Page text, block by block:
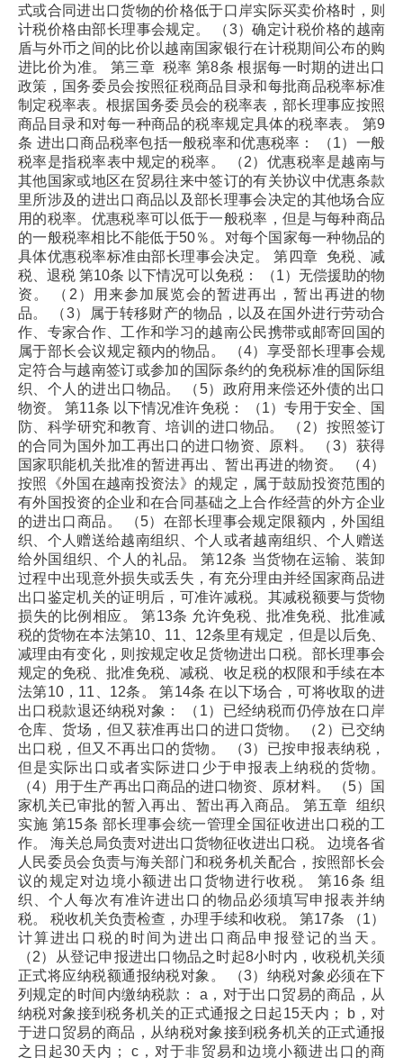
式或合同进出口货物的价格低于口岸实际买卖价格时，则
计税价格由部长理事会规定。
（3）确定计税价格的越南
盾与外币之间的比价以越南国家银行在计税期间公布的购
进比价为准。 第三章 税率 第8条 根据每一时期的进出口
政策，国务委员会按照征税商品目录和每批商品税率标准
制定税率表。根据国务委员会的税率表，部长理事应按照
商品目录和对每一种商品的税率规定具体的税率表。 第9
条 进出口商品税率包括一般税率和优惠税率：
（1）一般
税率是指税率表中规定的税率。
（2）优惠税率是越南与
其他国家或地区在贸易往来中签订的有关协议中优惠条款
里所涉及的进出口商品以及部长理事会决定的其他场合应
用的税率。优惠税率可以低于一般税率，但是与每种商品
的一般税率相比不能低于50％。对每个国家每一种物品的
具体优惠税率标准由部长理事会决定。第四章 免税、减
税、退税第10条 以下情况可以免税：
（1）无偿援助的物
资。
（2）用来参加展览会的暂进再出，暂出再进的物
品。
（3）属于转移财产的物品，以及在国外进行劳动合
作、专家合作、工作和学习的越南公民携带或邮寄回国的
属于部长会议规定额内的物品。
（4）享受部长理事会规
定符合与越南签订或参加的国际条约的免税标准的国际组
织、个人的进出口物品。
（5）政府用来偿还外债的出口
物资。第11条 以下情况准许免税：
（1）专用于安全、国
防、科学研究和教育、培训的进口物品。
（2）按照签订
的合同为国外加工再出口的进口物资、原料。
（3）获得
国家职能机关批准的暂进再出、暂出再进的物资。
（4）
按照《外国在越南投资法》的规定，属于鼓励投资范围的
有外国投资的企业和在合同基础之上合作经营的外方企业
的进出口商品。
（5）在部长理事会规定限额内，外国组
织、个人赠送给越南组织、个人或者越南组织、个人赠送
给外国组织、个人的礼品。第12条 当货物在运输、装卸
过程中出现意外损失或丢失，有充分理由并经国家商品进
出口鉴定机关的证明后，可准许减税。其减税额要与货物
损失的比例相应。第13条 允许免税、批准免税、批准减
税的货物在本法第10、11、12条里有规定，但是以后免、
减理由有变化，则按规定收足货物进出口税。部长理事会
规定的免税、批准免税、减税、收足税的权限和手续在本
法第10，11、12条。第14条 在以下场合，可将收取的进
出口税款退还纳税对象：
（1）已经纳税而仍停放在口岸
仓库、货场，但又获准再出口的进口货物。
（2）已交纳
出口税，但又不再出口的货物。
（3）已按申报表纳税，
但是实际出口或者实际进口少于申报表上纳税的货物。
（4）用于生产再出口商品的进口物资、原材料。
（5）国
家机关已审批的暂入再出、暂出再入商品。
第五章 组织
实施 第15条 部长理事会统一管理全国征收进出口税的工
作。
海关总局负责对进出口货物征收进出口税。
边境各省
人民委员会负责与海关部门和税务机关配合，按照部长会
议的规定对边境小额进出口货物进行收税。 第16条 组
织、个人每次有准许进出口的物品必须填写申报表并纳
税。
税收机关负责检查，办理手续和收税。 第17条
（1）
计算进出口税的时间为进出口商品申报登记的当天。
（2）从登记申报进出口物品之时起8小时内，收税机关须
正式将应纳税额通报纳税对象。
（3）纳税对象必须在下
列规定的时间内缴纳税款：
a，对于出口贸易的商品，从
纳税对象接到税务机关的正式通报之日起15天内；
b，对
于进口贸易的商品，从纳税对象接到税务机关的正式通报
之日起30天内；
c，对于非贸易和边境小额进出口的商